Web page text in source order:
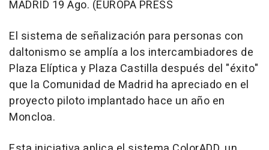
MADRID 19 Ago. (EUROPA PRESS
El sistema de señalización para personas con
daltonismo se amplía a los intercambiadores de
Plaza Elíptica y Plaza Castilla después del "éxito"
que la Comunidad de Madrid ha apreciado en el
proyecto piloto implantado hace un año en
Moncloa.